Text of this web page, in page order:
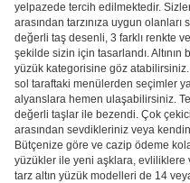
yelpazede tercih edilmektedir.
arasından tarzınıza uygun
değerli taş desenli, 3 farklı renkte
şekilde sizin için tasarlandı.
yüzük kategorisine göz atabilirsiniz.
sol taraftaki menülerden seçimler
alyanslara hemen ulaşabilirsiniz.
değerli taşlar ile bezendi. Çok
arasından sevdikleriniz veya
Bütçenize göre ve cazip ödeme
yüzükler ile yeni aşklara, evliliklere
tarz altın yüzük modelleri de 14